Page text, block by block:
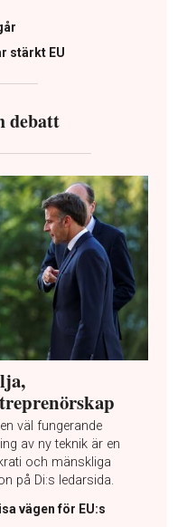
stärkt EU
debatt
väl fungerande
av ny teknik är en
och mänskliga
på Di:s ledarsida.
vägen för EU:s